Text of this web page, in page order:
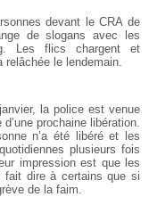
devant le CRA de
de slogans avec les
Les flics chargent et
le lendemain.
la police est venue
prochaine libération.
n’a été libéré et les
plusieurs fois
impression est que les
fait dire à certains que si
de la faim.